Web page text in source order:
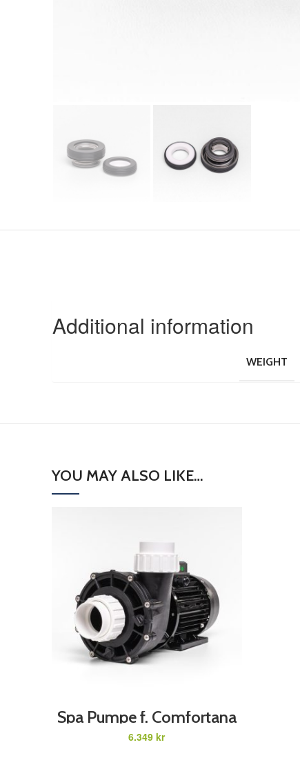
Additional information
WEIGHT
YOU MAY ALSO LIKE…
Spa Pumpe f. Comfortana
ProX 3HK /2,2 W 230 V
kr